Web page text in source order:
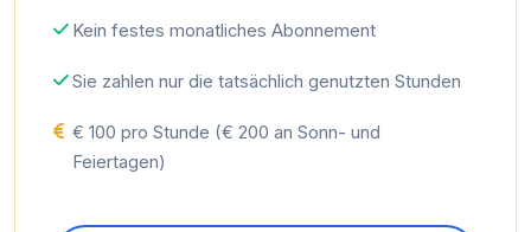
Kein festes monatliches Abonnement
Sie zahlen nur die tatsächlich genutzten Stunden
€ 100 pro Stunde (€ 200 an Sonn- und
Feiertagen)